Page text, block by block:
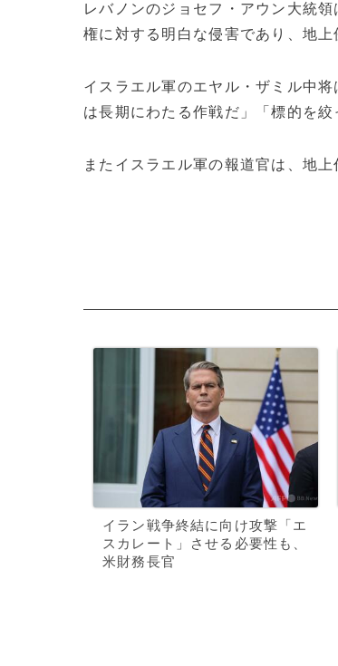
レバノンのジョセフ・アウン大統
権に対する明白な侵害であり、地
イスラエル軍のエヤル・ザミル中
は長期にわたる作戦だ」「標的を
またイスラエル軍の報道官は、地
イラン戦争終結に向け攻撃「エ
スカレート」させる必要性も、
米財務長官